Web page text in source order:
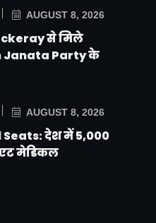
AUGUST 8, 2026
से मिले
Janata Party के
AUGUST 8, 2026
Seats: देश में 5,000
मेडिकल